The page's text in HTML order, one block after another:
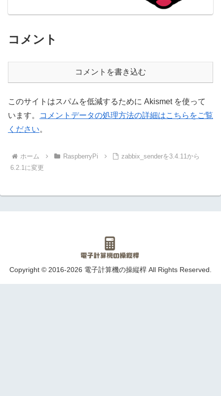
コメント
コメントを書き込む
このサイトはスパムを低減するために Akismet を使って
います。
コメントデータの処理方法の詳細はこちらをご覧
ください。
ホーム RaspberryPi
zabbix_senderを3.4.11から
6.2.1に変更
Copyright © 2016-2026 電子計算機の操縦桿 All Rights Reserved.